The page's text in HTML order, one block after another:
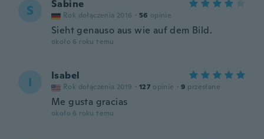
S Sabine
Rok dołączenia 2016 · 56 opinie
Sieht genauso aus wie auf dem Bild.
około 6 roku temu
I Isabel
Rok dołączenia 2019 · 127 opinie · 9 przesłane
Me gusta gracias
około 6 roku temu